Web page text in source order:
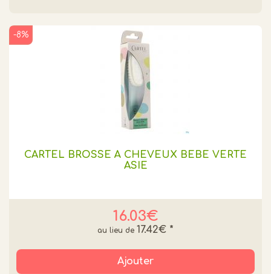
CARTEL BROSSE À CHEVEUX BÉBÉ VERTE
ASIE
16.03€
-8%
17.42€ *
Ajouter